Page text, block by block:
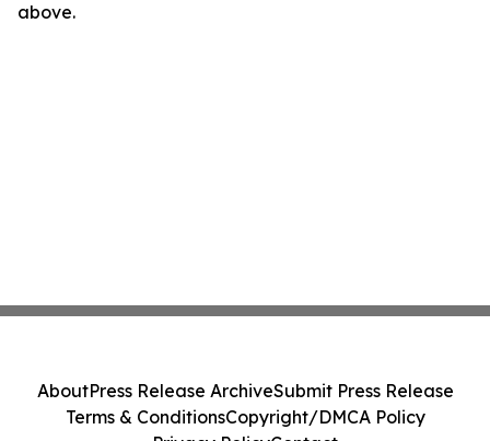
above.
AboutPress Release ArchiveSubmit Press Release
Terms & ConditionsCopyright/DMCA Policy